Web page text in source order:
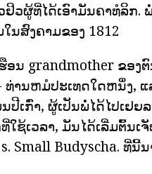
ວຜູ້ທີ່ໄດ້ເອົາມັນຄາທໍລິກ.
ນສົງຄາມຂອງ 1812
ອນ grandmother ຂອງ
ທ່ານຫມໍປະເທດໃດຫນຶ່ງ,
ປີເກົ່າ, ຜູ້ເປັນພໍ່ໄດ້ໄປເຢ
ຊ້ເວລາ, ມັນໄດ້ເລີ່ມຕົ້ນເ
Small Budyscha. ທີ່ນີ້